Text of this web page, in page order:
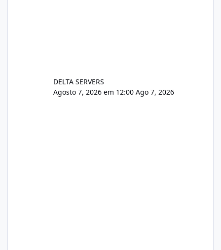
DELTA SERVERS
Agosto 7, 2026 em 12:00 Ago 7, 2026